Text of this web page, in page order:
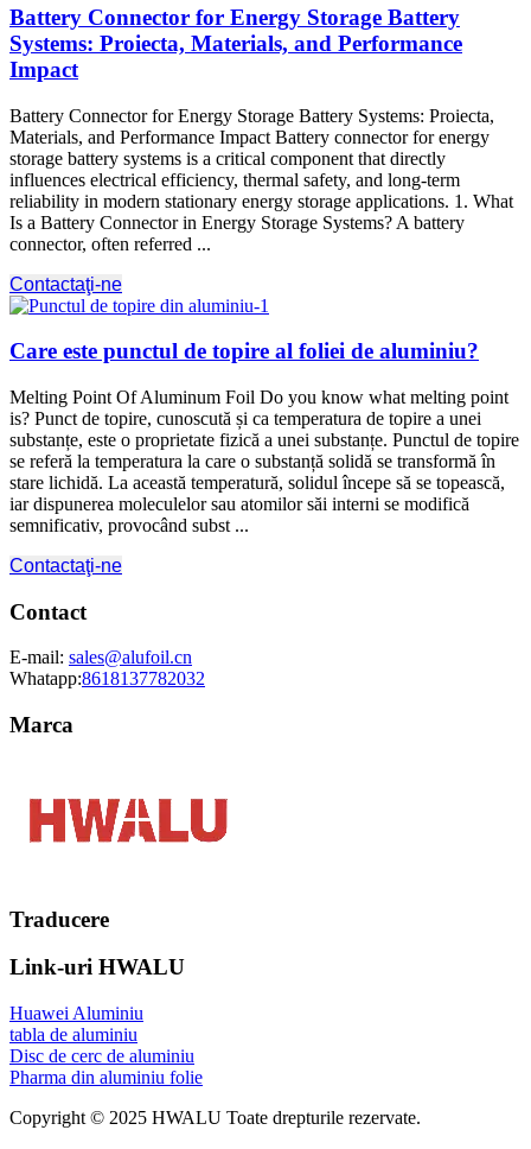
Battery Connector for Energy Storage Battery
Systems: Proiecta, Materials, and Performance
Impact
Battery Connector for Energy Storage Battery Systems: Proiecta,
Materials, and Performance Impact Battery connector for energy
storage battery systems is a critical component that directly
influences electrical efficiency, thermal safety, and long-term
reliability in modern stationary energy storage applications. 1. What
Is a Battery Connector in Energy Storage Systems? A battery
connector, often referred ...
Contactaţi-ne
Care este punctul de topire al foliei de aluminiu?
Melting Point Of Aluminum Foil Do you know what melting point
is? Punct de topire, cunoscută și ca temperatura de topire a unei
substanțe, este o proprietate fizică a unei substanțe. Punctul de topire
se referă la temperatura la care o substanță solidă se transformă în
stare lichidă. La această temperatură, solidul începe să se topească,
iar dispunerea moleculelor sau atomilor săi interni se modifică
semnificativ, provocând subst ...
Contactaţi-ne
Contact
E-mail: sales@alufoil.cn
Whatapp:8618137782032
Marca
Traducere
Link-uri HWALU
Huawei Aluminiu
tabla de aluminiu
Disc de cerc de aluminiu
Pharma din aluminiu folie
Copyright © 2025 HWALU Toate drepturile rezervate.